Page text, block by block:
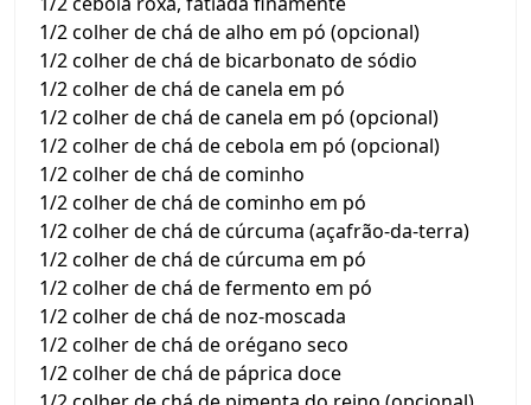
1/2 colher de chá de alho em pó (opcional)
1/2 colher de chá de bicarbonato de sódio
1/2 colher de chá de canela em pó
1/2 colher de chá de canela em pó (opcional)
1/2 colher de chá de cebola em pó (opcional)
1/2 colher de chá de cominho
1/2 colher de chá de cominho em pó
1/2 colher de chá de cúrcuma (açafrão-da-terra)
1/2 colher de chá de cúrcuma em pó
1/2 colher de chá de fermento em pó
1/2 colher de chá de noz-moscada
1/2 colher de chá de orégano seco
1/2 colher de chá de páprica doce